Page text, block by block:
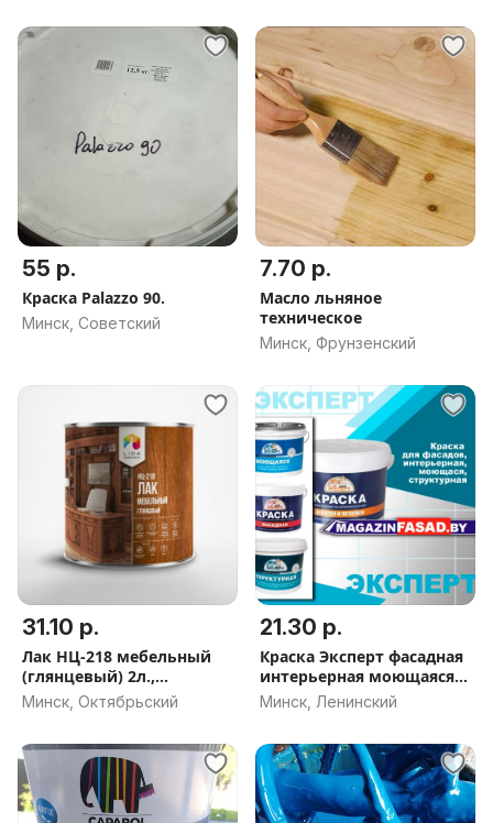
55 р.
Краска Palazzo 90.
Минск, Советский
7.70 р.
Масло льняное
техническое
Минск, Фрунзенский
31.10 р.
Лак НЦ-218 мебельный
(глянцевый) 2л.,
ЕВРОПОЧТА,
НАЛОЖЕННЫЙ ПЛАТЁЖ
Минск, Октябрьский
21.30 р.
Краска Эксперт фасадная
интерьерная моющаяся
влагостойкая
структурная
Минск, Ленинский